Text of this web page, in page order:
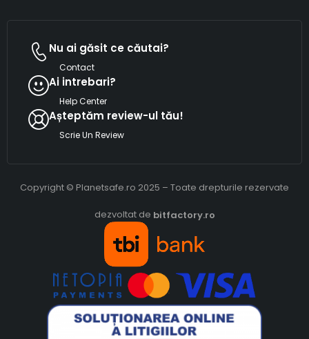
Nu ai găsit ce căutai?
Contact
Ai intrebari?
Help Center
Așteptăm review-ul tău!
Scrie Un Review
Copyright © Planetsafe.ro 2025 – Toate drepturile rezervate
dezvoltat de bitfactory.ro